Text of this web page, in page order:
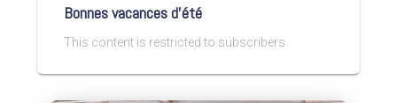
Bonnes vacances d’été
This content is restricted to subscribers